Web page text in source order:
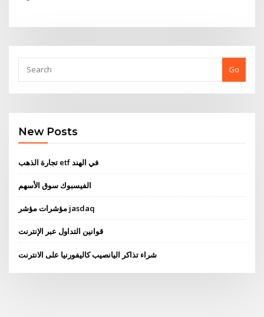
Go
New Posts
تجارة الذهب etf في الهند
الفيسبوك سوق الأسهم
مؤشرات مؤشر jasdaq
قوانين التداول عبر الإنترنت
شراء تذاكر اليانصيب كاليفورنيا على الانترنت